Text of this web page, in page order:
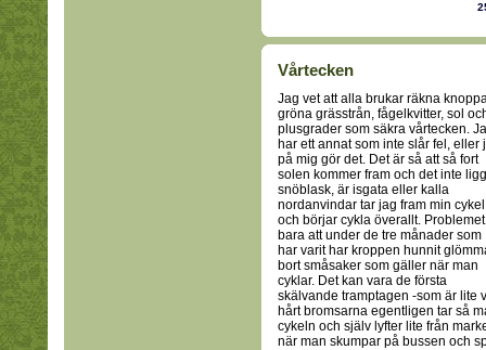
Vårtecken
Jag vet att alla brukar räkna
gröna grässtrån, fågelkvitter, sol
plusgrader som säkra vårtecken.
har ett annat som inte slår fel, eller
på mig gör det. Det är så att så fort
solen kommer fram och det inte
snöblask, är isgata eller kalla
nordanvindar tar jag fram min cykel
och börjar cykla överallt.
bara att under de tre månader som
har varit har kroppen hunnit
bort småsaker som gäller när man
cyklar. Det kan vara de första
skälvande tramptagen -som är lite
hårt bromsarna egentligen tar så
cykeln och själv lyfter lite från
när man skumpar på bussen och